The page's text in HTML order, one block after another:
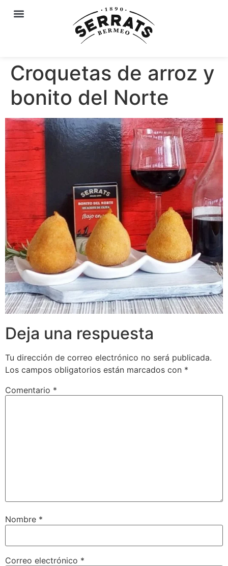
Croquetas de arroz y
bonito del Norte
Deja una respuesta
Tu dirección de correo electrónico no será publicada.
Los campos obligatorios están marcados con *
Comentario *
Nombre *
Correo electrónico *